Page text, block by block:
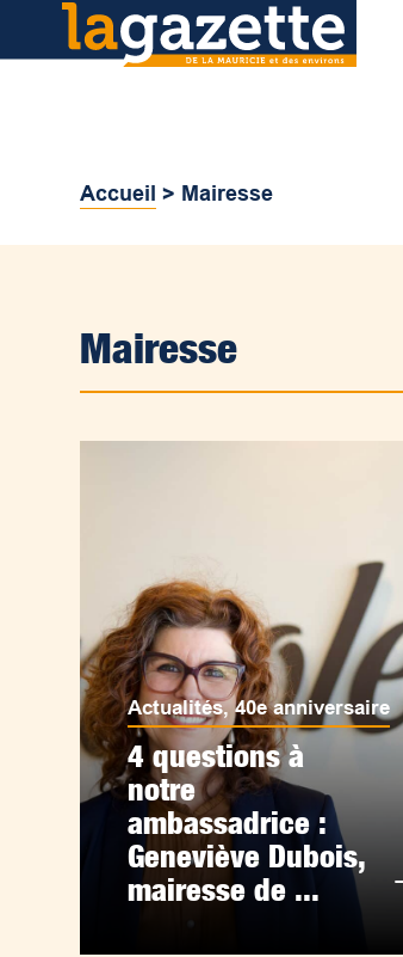
Accueil > Mairesse
Mairesse
Actualités,40e anniversaire
4 questions à
notre
ambassadrice :
Geneviève Dubois,
mairesse de ...